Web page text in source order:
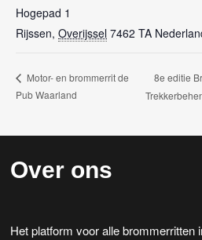
Hogepad 1
Rijssen, Overijssel 7462 TA
Motor- en brommerrit de
Pub Waarland
8e editie
Over ons
Het platform voor alle brommerritten